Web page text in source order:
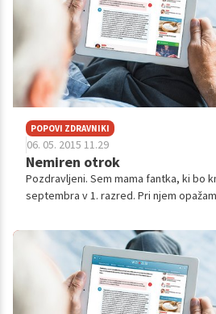
POPOVI ZDRAVNIKI
06. 05. 2015 11.29
Nemiren otrok
Pozdravljeni. Sem mama fantka, ki bo
septembra v 1. razred. Pri njem
zdravnik sveto...